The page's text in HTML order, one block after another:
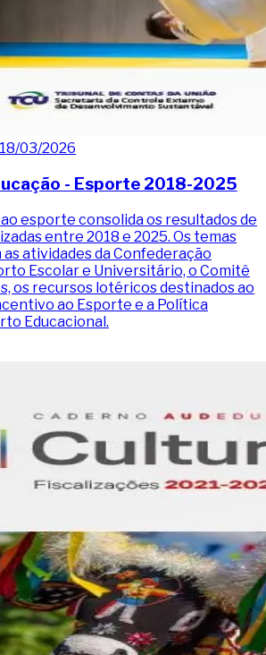
18/03/2026
- Esporte 2018-2025
esporte consolida os resultados de
entre 2018 e 2025. Os temas
atividades da Confederação
Escolar e Universitário, o Comitê
os recursos lotéricos destinados ao
ao Esporte e a Política
Educacional.